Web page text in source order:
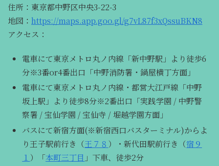
住所：東京都中野区中央3-22-3
地図： https://maps.app.goo.gl/g7vL87f3xQssuBKN8
アクセス：
電車にて東京メトロ丸ノ内線「新中野駅」より徒歩6
分※3番or4番出口「中野消防署・鍋屋横丁方面」
電車にて東京メトロ丸ノ内線・都営大江戸線「中野
坂上駅」より徒歩8分※2番出口「実践学園 / 中野警
察署 / 宝仙学園 / 宝仙寺 / 堀越学園方面」
バスにて新宿方面(※新宿西口バスターミナル)からよ
り王子駅前行き（王７８ ）・新代田駅前行き（宿９
１ ）「本町三丁目 」下車、徒歩2分